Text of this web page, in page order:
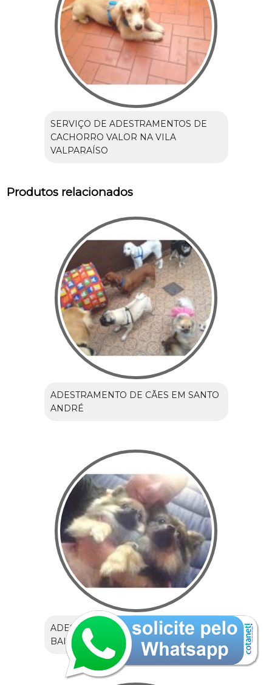
SERVIÇO DE ADESTRAMENTOS DE
CACHORRO VALOR NA VILA
VALPARAÍSO
Produtos relacionados
ADESTRAMENTO DE CÃES EM SANTO
ANDRÉ
ADESTRAMENTO DE CÃES NO
BAIRRO OLÍMPICO